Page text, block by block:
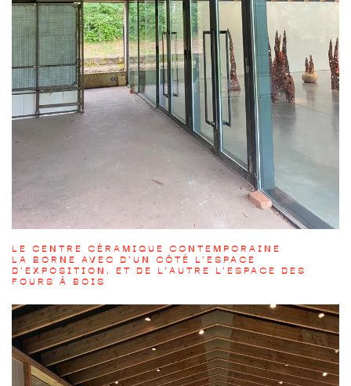
LE CENTRE CÉRAMIQUE CONTEMPORAINE
LA BORNE AVEC D’UN CÔTÉ L’ESPACE
D’EXPOSITION, ET DE L’AUTRE L’ESPACE DES
FOURS À BOIS